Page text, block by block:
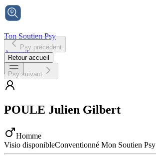
Ton Soutien Psy
Accueil
Psy précédent
Retour accueil
Psy suivant
POULE Julien Gilbert
Homme
Visio disponibleConventionné Mon Soutien Psy